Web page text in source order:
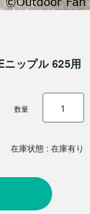
ニップル 625用
在庫状態 : 在庫有り
数量